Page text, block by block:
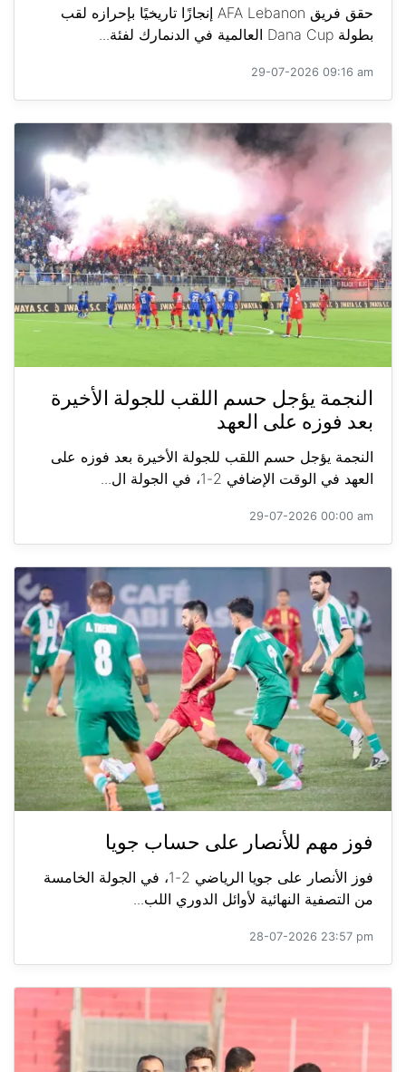
حقق فريق AFA Lebanon إنجازًا تاريخيًا بإحرازه لقب
بطولة Dana Cup العالمية في الدنمارك لفئة...
29-07-2026 09:16 am
النجمة يؤجل حسم اللقب للجولة الأخيرة
بعد فوزه على العهد
النجمة يؤجل حسم اللقب للجولة الأخيرة بعد فوزه على
العهد في الوقت الإضافي 2-1، في الجولة ال...
29-07-2026 00:00 am
فوز مهم للأنصار على حساب جويا
فوز الأنصار على جويا الرياضي 2-1، في الجولة الخامسة
من التصفية النهائية لأوائل الدوري اللب...
28-07-2026 23:57 pm